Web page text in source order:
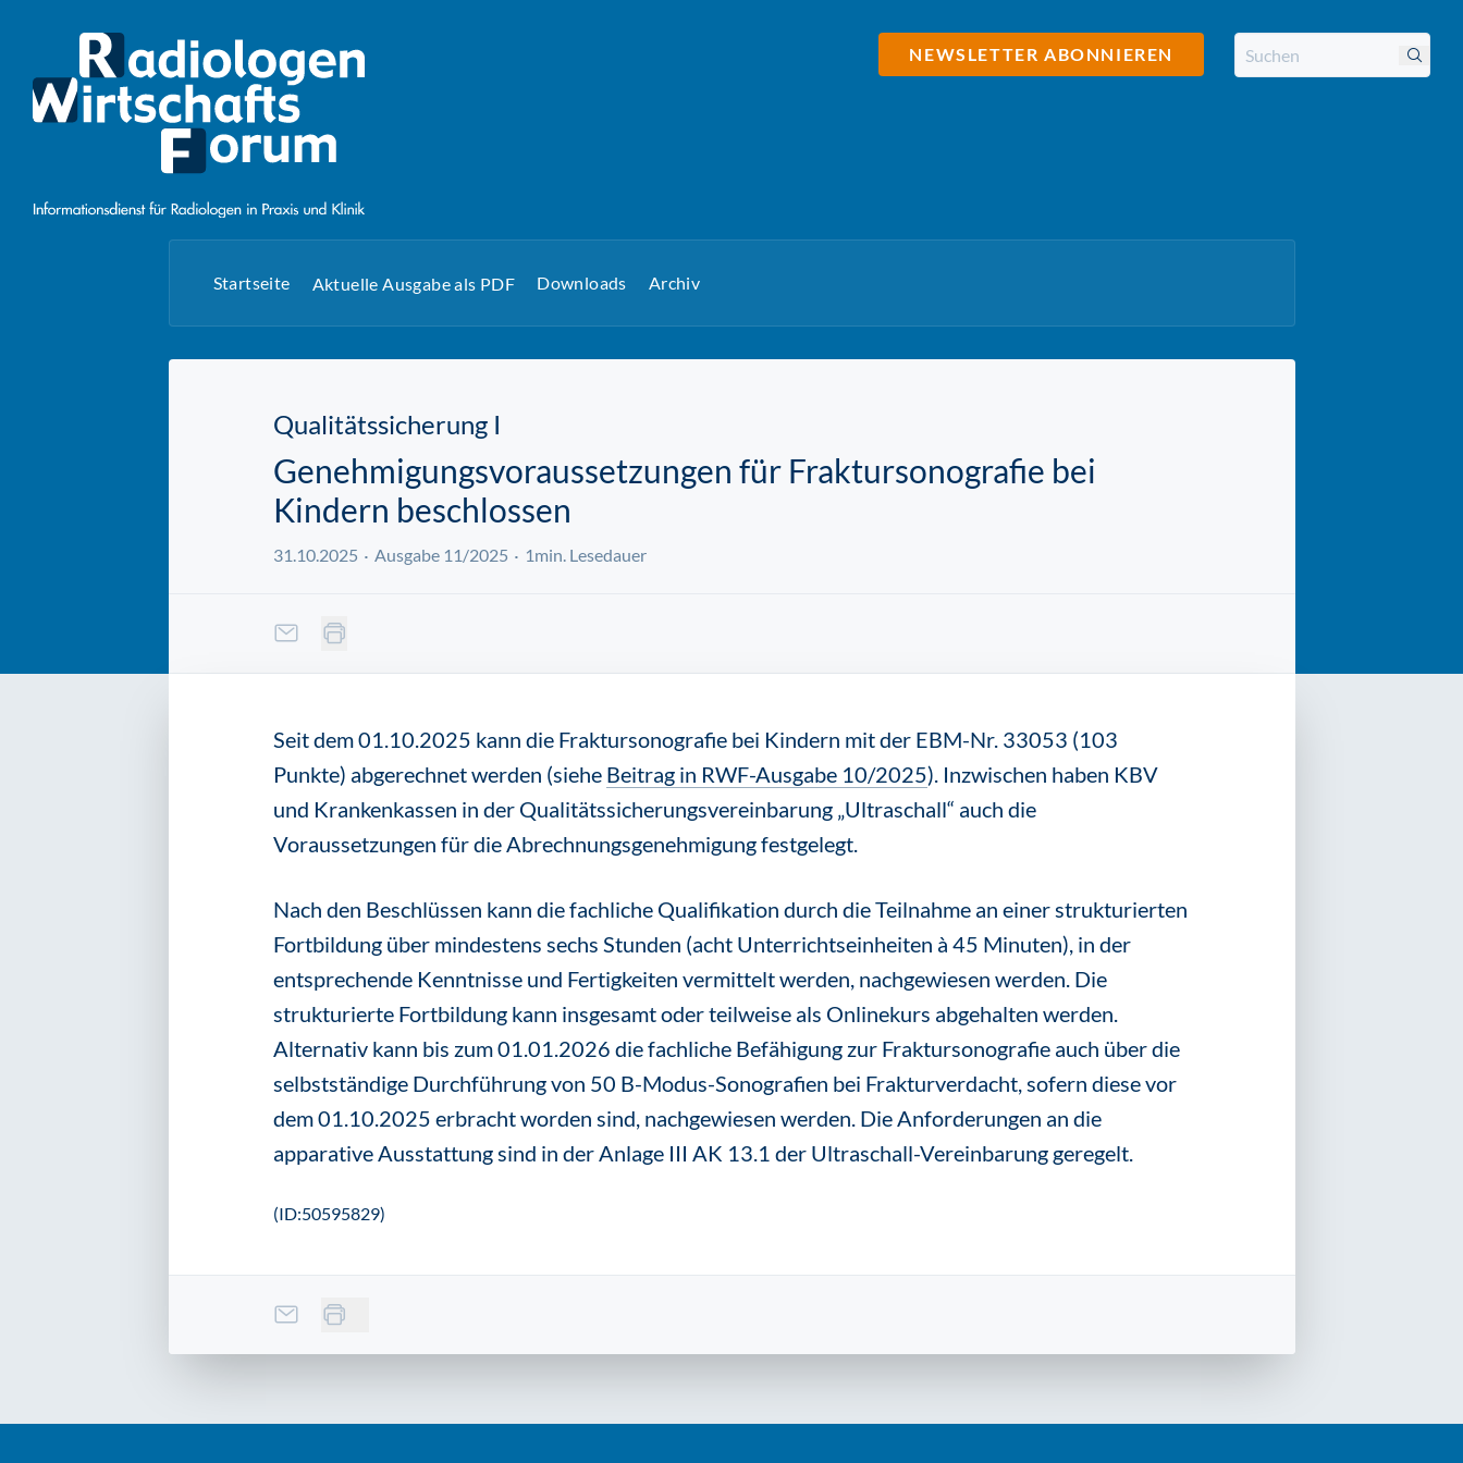
NEWSLETTER ABONNIEREN
Startseite Aktuelle Ausgabe als PDF Downloads Archiv
Qualitätssicherung I
Genehmigungsvoraussetzungen für Fraktursonografie bei
Kindern beschlossen
31.10.2025 Ausgabe 11/2025 1min. Lesedauer
Seit dem 01.10.2025 kann die Fraktursonografie bei Kindern mit der EBM-Nr. 33053 (103
Punkte) abgerechnet werden (siehe Beitrag in RWF-Ausgabe 10/2025). Inzwischen haben KBV
und Krankenkassen in der Qualitätssicherungsvereinbarung „Ultraschall“ auch die
Voraussetzungen für die Abrechnungsgenehmigung festgelegt.
Nach den Beschlüssen kann die fachliche Qualifikation durch die Teilnahme an einer strukturierten
Fortbildung über mindestens sechs Stunden (acht Unterrichtseinheiten à 45 Minuten), in der
entsprechende Kenntnisse und Fertigkeiten vermittelt werden, nachgewiesen werden. Die
strukturierte Fortbildung kann insgesamt oder teilweise als Onlinekurs abgehalten werden.
Alternativ kann bis zum 01.01.2026 die fachliche Befähigung zur Fraktursonografie auch über die
selbstständige Durchführung von 50 B-Modus-Sonografien bei Frakturverdacht, sofern diese vor
dem 01.10.2025 erbracht worden sind, nachgewiesen werden. Die Anforderungen an die
apparative Ausstattung sind in der Anlage III AK 13.1 der Ultraschall-Vereinbarung geregelt.
(ID:50595829)